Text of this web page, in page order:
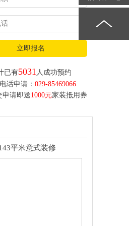
立即报名
已有5031 人成功预约
话申请： 029-85469066
申请即送1000元家装抵用券
平米意式装修